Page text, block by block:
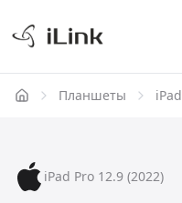
Планшеты iPad
iPad Pro 12.9 (2022)